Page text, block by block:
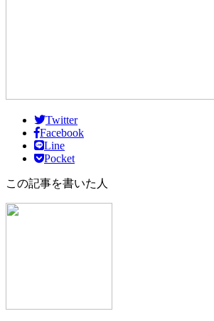
Twitter
Facebook
Line
Pocket
この記事を書いた人